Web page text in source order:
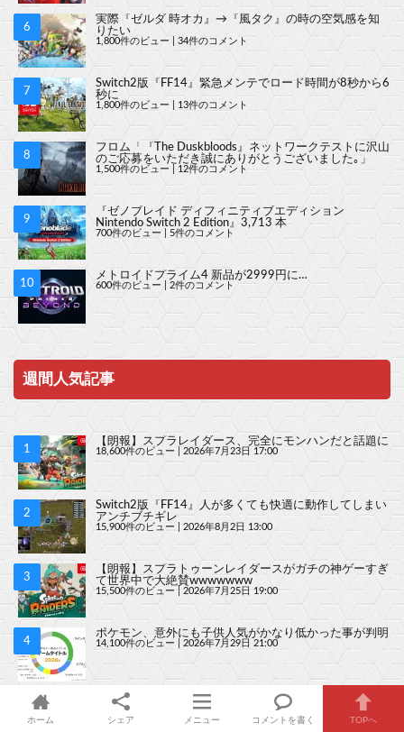
実際『ゼルダ 時オカ』→『風タク』の時の空気感を知
りたい
1,800件のビュー 34件のコメント
Switch2版『FF14』緊急メンテでロード時間が8秒から6
秒に
1,800件のビュー 13件のコメント
フロム「『The Duskbloods』ネットワークテストに沢山
のご応募をいただき誠にありがとうございました｡」
1,500件のビュー |12件のコメント
『ゼノブレイド ディフィニティブエディション
Nintendo Switch 2 Edition』3,713 本
700件のビュー 5件のコメント
メトロイドプライム4 新品が2999円に…
600件のビュー |2件のコメント
週間人気記事
【朗報】スプラレイダース、完全にモンハンだと話題に
18,600件のビュー 2026年7月23日 17:00
Switch2版『FF14』人が多くても快適に動作してしまい
アンチブチギレ
15,900件のビュー 2026年8月2日 13:00
【朗報】スプラトゥーンレイダースがガチの神ゲーすぎ
て世界中で大絶賛wwwwwww
15,500件のビュー|2026年7月25日 19:00
ポケモン、意外にも子供人気がかなり低かった事が判明
14,100件のビュー 2026年7月29日 21:00
【悲報】とあるソフトの Switch2 無料アプグレ、日本だ
けなぜか有料になる
12,800件のビュー 2026年7月20日 09:00
ホーム シェア メニュー コメントを書く TOPへ